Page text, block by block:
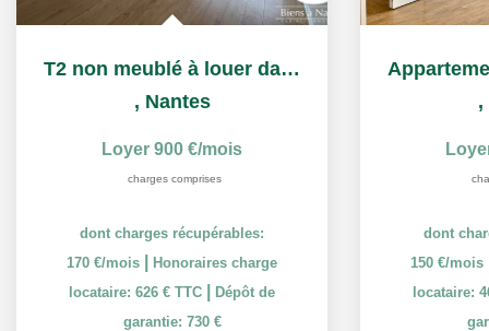
T2 non meublé à louer dans la Résidence Services Séniors...
, Nantes
Loyer 900 €/mois
charges comprises
dont charges récupérables:
170 €/mois
Honoraires charge
locataire: 626 € TTC
Dépôt de
garantie: 730 €
,
dont
150 €/mois
locataire: